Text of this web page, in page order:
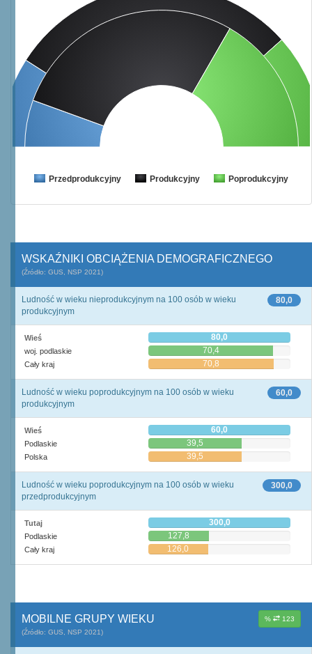
Przedprodukcyjny Produkcyjny Poprodukcyjny
WSKAŹNIKI OBCIĄŻENIA DEMOGRAFICZNEGO
(Źródło: GUS, NSP 2021)
80,0
Ludność w wieku nieprodukcyjnym na 100 osób w wieku
produkcyjnym
Wieś 80,0
woj. podlaskie 70,4
Cały kraj 70,8
60,0
Ludność w wieku poprodukcyjnym na 100 osób w wieku
produkcyjnym
Wieś 60,0
Podlaskie 39,5
Polska 39,5
300,0
Ludność w wieku poprodukcyjnym na 100 osób w wieku
przedprodukcyjnym
Tutaj 300,0
Podlaskie 127,8
Cały kraj 126,0
% 123
MOBILNE GRUPY WIEKU
(Źródło: GUS, NSP 2021)